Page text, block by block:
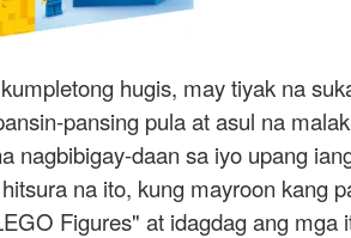
hugis, may tiyak na
pansing pula at asul na
daan sa iyo upang
na ito, kung mayroon kang
Figures" at idagdag ang mga